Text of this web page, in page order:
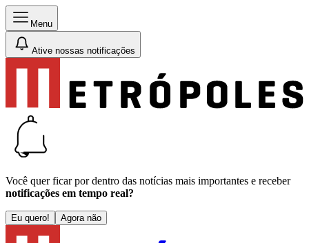
Menu
Ative nossas notificações
Você quer ficar por dentro das notícias mais importantes e receber
notificações em tempo real?
Eu quero! Agora não